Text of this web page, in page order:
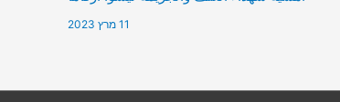
11 מרץ 2023